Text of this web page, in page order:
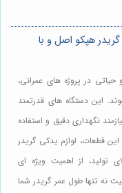
هپکو اصل و با
در پروژه های عمرانی،
این دستگاه های قدرتمند
نگهداری دقیق و استفاده
قطعات، لوازم یدکی گریدر
تولید، از اهمیت ویژه ای
نه تنها طول عمر گریدر شما